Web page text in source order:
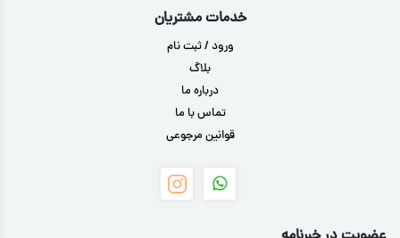
خدمات مشتریان
ورود / ثبت نام
بلاگ
درباره ما
تماس با ما
قوانین مرجوعی